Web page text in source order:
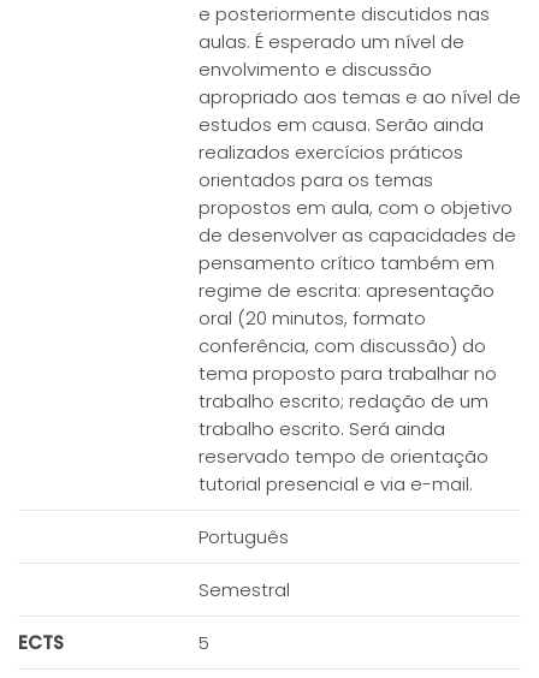
e posteriormente discutidos nas
aulas. É esperado um nível de
envolvimento e discussão
apropriado aos temas e ao nível de
estudos em causa. Serão ainda
realizados exercícios práticos
orientados para os temas
propostos em aula, com o objetivo
de desenvolver as capacidades de
pensamento crítico também em
regime de escrita: apresentação
oral (20 minutos, formato
conferência, com discussão) do
tema proposto para trabalhar no
trabalho escrito; redação de um
trabalho escrito. Será ainda
reservado tempo de orientação
tutorial presencial e via e-mail.
Português
Semestral
ECTS 5